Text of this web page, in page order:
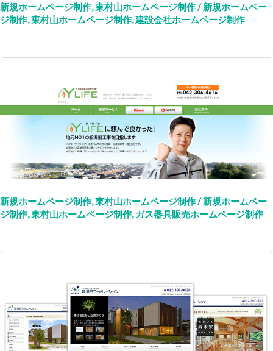
新規ホームページ制作,東村山ホームページ制作/新規ホームペー
ジ制作,東村山ホームページ制作,建設会社ホームページ制作
新規ホームページ制作,東村山ホームページ制作/新規ホームペー
ジ制作,東村山ホームページ制作,ガス器具販売ホームページ制作